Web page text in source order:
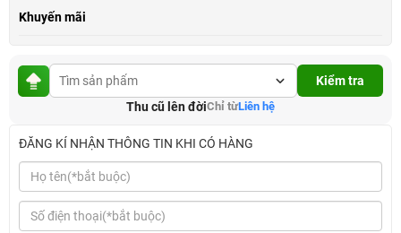
Khuyến mãi
Kiểm tra
Thu cũ lên đờiChỉ từLiên hệ
ĐĂNG KÍ NHẬN THÔNG TIN KHI CÓ HÀNG